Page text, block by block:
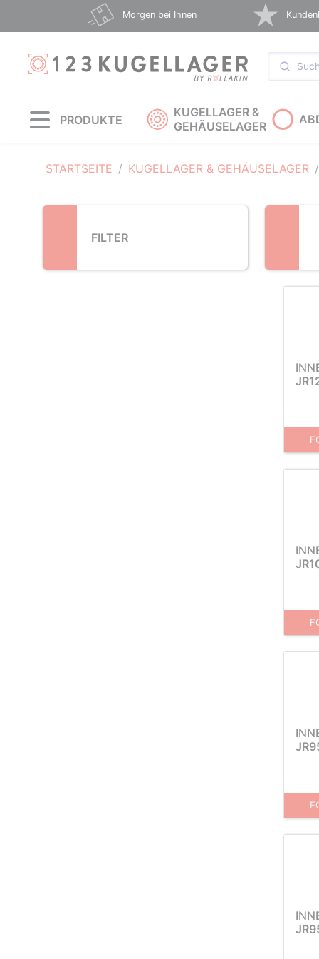
Morgen bei Ihnen
PRODUKTE
KUGELLAGER &
GEHÄUSELAGER
STARTSEITE KUGELLAGER & GEHÄUSELAGER
FILTER